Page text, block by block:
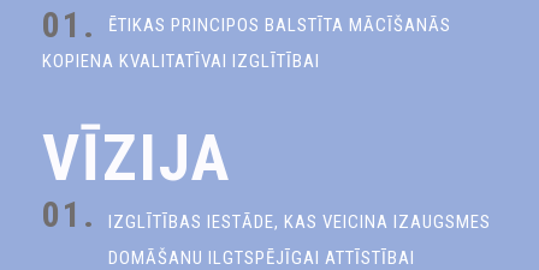
01.
ĒTIKAS PRINCIPOS BALSTĪTA MĀCĪŠANĀS
KOPIENA KVALITATĪVAI IZGLĪTĪBAI
VĪZIJA
01.
IZGLĪTĪBAS IESTĀDE, KAS VEICINA IZAUGSMES
DOMĀŠANU ILGTSPĒJĪGAI ATTĪSTĪBAI